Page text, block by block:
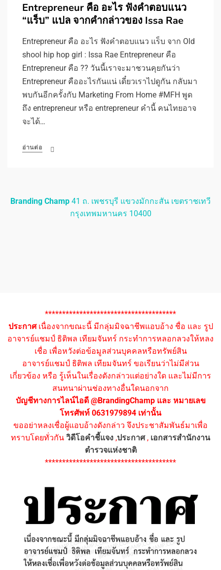
Entrepreneur คือ อะไร ฟังคำตอบแนว
“แร็บ” แปล จากคำกล่าวของ Issa Rae
Entrepreneur คือ อะไร ฟังคำตอบแนว แร็บ จาก Old
shool hip hop girl : Issa Rae Entrepreneur คือ
Entrepreneur คือ ?? วันนี้เราจะมาชวนคุยกันว่า
Entrepreneur คืออะไรกันแน่ เดี๋ยวเราไปดูกัน กลับมา
พบกันอีกครั้งกับ Marketing From Home #MFH พูด
ถึง entrepreneur หรือ entrepreneur คำนี้ คนไทยอาจ
จะได้…
อ่านต่อ
Branding Champ 41 ถ. เพชรบุรี แขวงมักกะสัน เขตราชเทวี
กรุงเทพมหานคร 10400
**************************************
ประกาศเนื่องจากขณะนี้ มีกลุ่มมิจฉาชีพแอบอ้าง ชื่อ และ รูป
อาจารย์แชมป์ ธิติพล เทียมจันทร์ กระทำการหลอกลวงให้หลง
เชื่อ เพื่อหวังต่อข้อมูลส่วนบุคคลหรือทรัพย์สิน
อาจารย์แชมป์ ธิติพล เทียมจันทร์ ขอเรียนว่าไม่มีส่วน
เกี่ยวข้อง หรือ รู้เห็นในเรื่องดังกล่าวแต่อย่างใด และไม่มีการ
สนทนาผ่านช่องทางอื่นใดนอกจาก
บัญชีทางการไลน์ไอดี @BrandingChamp และ หมายเลข
โทรศัพท์ 0631979894 เท่านั้น
ขออย่าหลงเชื่อผู้แอบอ้างดังกล่าว จึงประชาสัมพันธ์มาเพื่อ
ทราบโดยทั่วกัน วิดีโอคำชี้แจง ,ประกาศ, เอกสารสำนักงาน
ตำรวจแห่งชาติ
**************************************